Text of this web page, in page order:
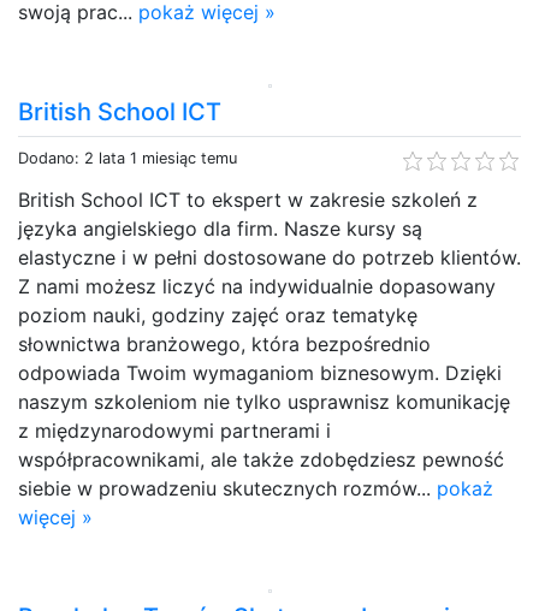
swoją prac... pokaż więcej »
British School ICT
Dodano: 2 lata 1 miesiąc temu
British School ICT to ekspert w zakresie szkoleń z
języka angielskiego dla firm. Nasze kursy są
elastyczne i w pełni dostosowane do potrzeb klientów.
Z nami możesz liczyć na indywidualnie dopasowany
poziom nauki, godziny zajęć oraz tematykę
słownictwa branżowego, która bezpośrednio
odpowiada Twoim wymaganiom biznesowym. Dzięki
naszym szkoleniom nie tylko usprawnisz komunikację
z międzynarodowymi partnerami i
współpracownikami, ale także zdobędziesz pewność
siebie w prowadzeniu skutecznych rozmów... pokaż
więcej »